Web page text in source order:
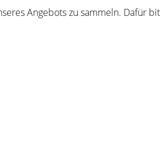
Angebots zu sammeln. Dafür